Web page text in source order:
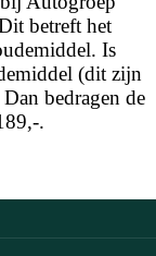
betreft het
Is
(dit zijn
bedragen de
.